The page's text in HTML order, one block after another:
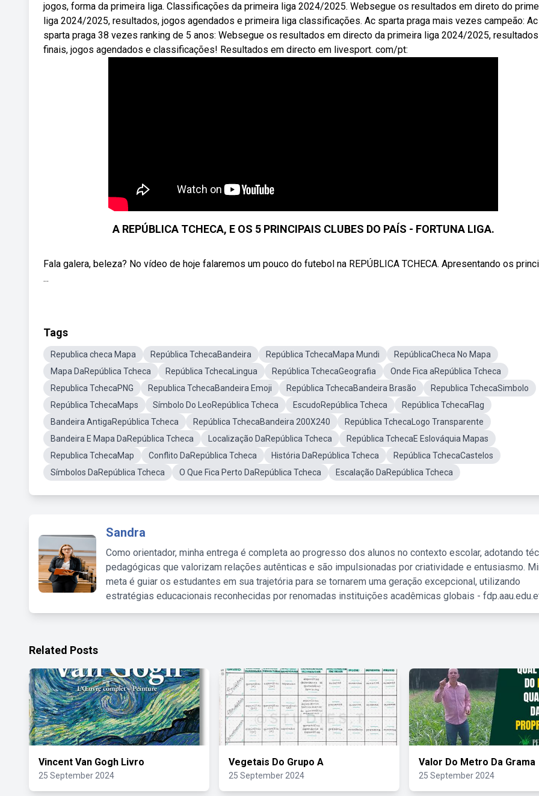
jogos, forma da primeira liga. Classificações da primeira liga 2024/2025. Websegue os resultados em direto do
liga 2024/2025, resultados, jogos agendados e primeira liga classificações. Ac sparta praga mais vezes campeão: Ac
sparta praga 38 vezes ranking de 5 anos: Websegue os resultados em directo da primeira liga 2024/2025, resultados
finais, jogos agendados e classificações! Resultados em directo em livesport. com/pt:
A REPÚBLICA TCHECA, E OS 5 PRINCIPAIS CLUBES DO PAÍS - FORTUNA LIGA.
Fala galera, beleza? No vídeo de hoje falaremos um pouco do futebol na REPÚBLICA TCHECA. Apresentando os
...
Tags
Republica checa Mapa República TchecaBandeira República TchecaMapa Mundi
RepúblicaCheca No Mapa
Mapa DaRepública Tcheca
República TchecaLingua República TchecaGeografia
Onde Fica aRepública Tcheca
Republica TchecaPNG
Republica TchecaBandeira Emoji República TchecaBandeira Brasão
Republica TchecaSimbolo
República TchecaMaps
Símbolo Do LeoRepública Tcheca EscudoRepública Tcheca
República TchecaFlag
Bandeira AntigaRepública Tcheca
República TchecaBandeira 200X240
República TchecaLogo Transparente
Bandeira E Mapa DaRepública Tcheca
Localização DaRepública Tcheca
República TchecaE Eslováquia Mapas
Republica TchecaMap
Conflito DaRepública Tcheca História DaRepública Tcheca
República TchecaCastelos
Símbolos DaRepública Tcheca
O Que Fica Perto DaRepública Tcheca Escalação DaRepública Tcheca
Sandra
Como orientador, minha entrega é completa ao progresso dos alunos no contexto escolar, adotando
pedagógicas que valorizam relações autênticas e são impulsionadas por criatividade e entusiasmo.
meta é guiar os estudantes em sua trajetória para se tornarem uma geração excepcional, utilizando
estratégias educacionais reconhecidas por renomadas instituições acadêmicas globais -
Related Posts
Vincent Van Gogh Livro
25 September 2024
Vegetais Do Grupo A
25 September 2024
Valor Do Metro Da Grama
25 September 2024